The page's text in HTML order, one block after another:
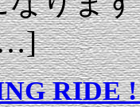
RIDE !